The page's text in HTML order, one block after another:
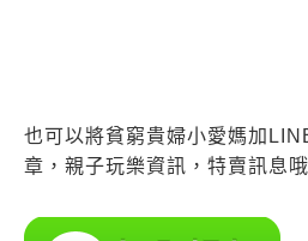
也可以將貧窮貴婦小愛媽加
章，親子玩樂資訊，特賣訊息